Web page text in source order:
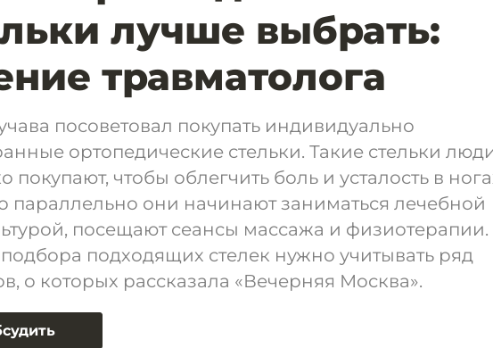
лучше выбрать:
травматолога
посоветовал покупать индивидуально
ортопедические стельки. Такие стельки
покупают, чтобы облегчить боль и усталость в
параллельно они начинают заниматься лечебной
посещают сеансы массажа и физиотерапии.
подбора подходящих стелек нужно учитывать ряд
о которых рассказала «Вечерняя Москва».